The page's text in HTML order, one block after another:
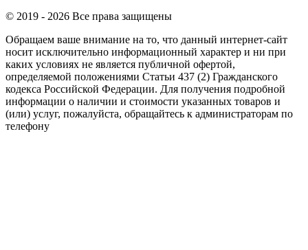
© 2019 - 2026 Все права защищены
Обращаем ваше внимание на то, что данный интернет-сайт
носит исключительно информационный характер и ни при
каких условиях не является публичной офертой,
определяемой положениями Статьи 437 (2) Гражданского
кодекса Российской Федерации. Для получения подробной
информации о наличии и стоимости указанных товаров и
(или) услуг, пожалуйста, обращайтесь к администраторам по
телефону